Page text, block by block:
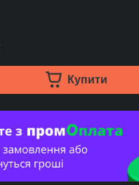
Купити